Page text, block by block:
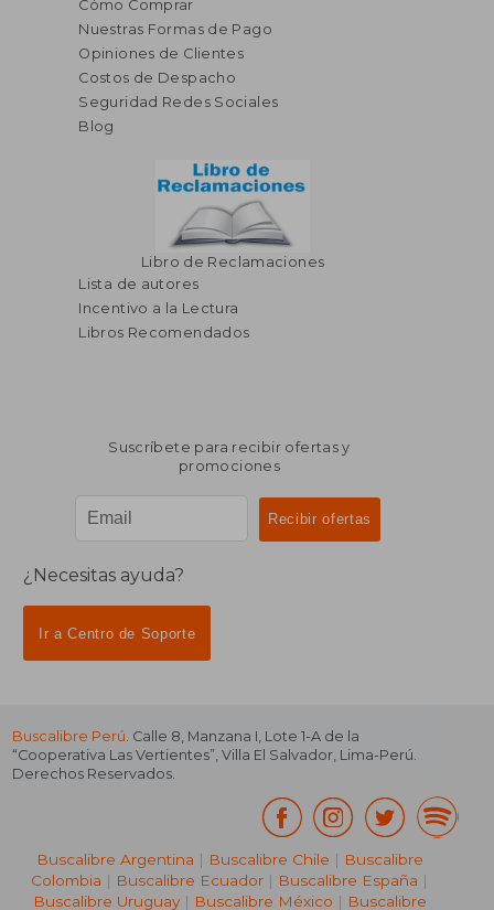
Cómo Comprar
Nuestras Formas de Pago
Opiniones de Clientes
Costos de Despacho
Seguridad Redes Sociales
Blog
Libro de Reclamaciones
Lista de autores
Incentivo a la Lectura
Libros Recomendados
Suscríbete para recibir ofertas y
promociones
¿Necesitas ayuda?
Ir a Centro de Soporte
Buscalibre Perú. Calle 8, Manzana I, Lote 1-A de la
“Cooperativa Las Vertientes”, Villa El Salvador, Lima-Perú.
Derechos Reservados.
Buscalibre Argentina | Buscalibre Chile | Buscalibre
Colombia | Buscalibre Ecuador | Buscalibre España |
Buscalibre Uruguay| Buscalibre México | Buscalibre